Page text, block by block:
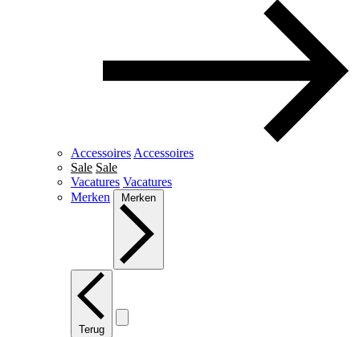
Accessoires Accessoires
Sale Sale
Vacatures Vacatures
Merken
Merken
Terug